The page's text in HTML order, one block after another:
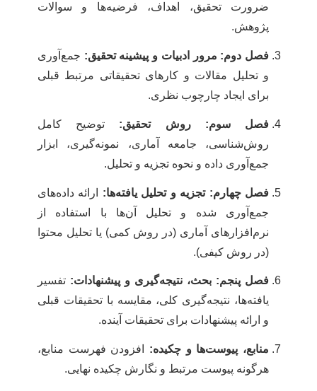
ضرورت تحقیق، اهداف، فرضیه‌ها و سوالات
پژوهش.
فصل دوم: مرور ادبیات و پیشینه تحقیق: جمع‌آوری
و تحلیل مقالات و کارهای تحقیقاتی مرتبط قبلی
برای ایجاد چارچوب نظری.
فصل سوم: روش تحقیق: توضیح کامل
روش‌شناسی، جامعه آماری، نمونه‌گیری، ابزار
جمع‌آوری داده و نحوه تجزیه و تحلیل.
فصل چهارم: تجزیه و تحلیل یافته‌ها: ارائه داده‌های
جمع‌آوری شده و تحلیل آن‌ها با استفاده از
نرم‌افزارهای آماری (در روش کمی) یا تحلیل محتوا
(در روش کیفی).
فصل پنجم: بحث، نتیجه‌گیری و پیشنهادات: تفسیر
یافته‌ها، نتیجه‌گیری کلی، مقایسه با تحقیقات قبلی
و ارائه پیشنهادات برای تحقیقات آینده.
منابع، پیوست‌ها و چکیده: افزودن فهرست منابع،
هرگونه پیوست مرتبط و نگارش چکیده نهایی.